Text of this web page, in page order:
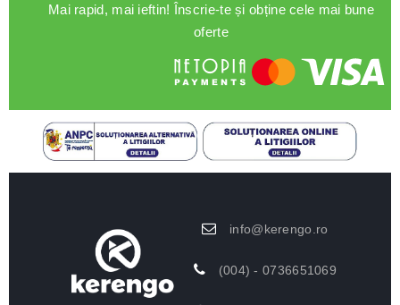
Mai rapid, mai ieftin! Înscrie-te și obține cele mai bune
oferte
info@kerengo.ro
(004) - 0736651069